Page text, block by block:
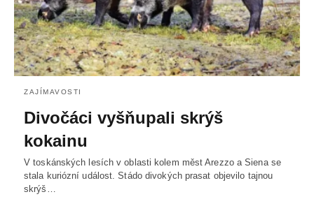
ZAJÍMAVOSTI
Divočáci vyšňupali skrýš
kokainu
V toskánských lesích v oblasti kolem měst Arezzo a Siena se
stala kuriózní událost. Stádo divokých prasat objevilo tajnou
skrýš…